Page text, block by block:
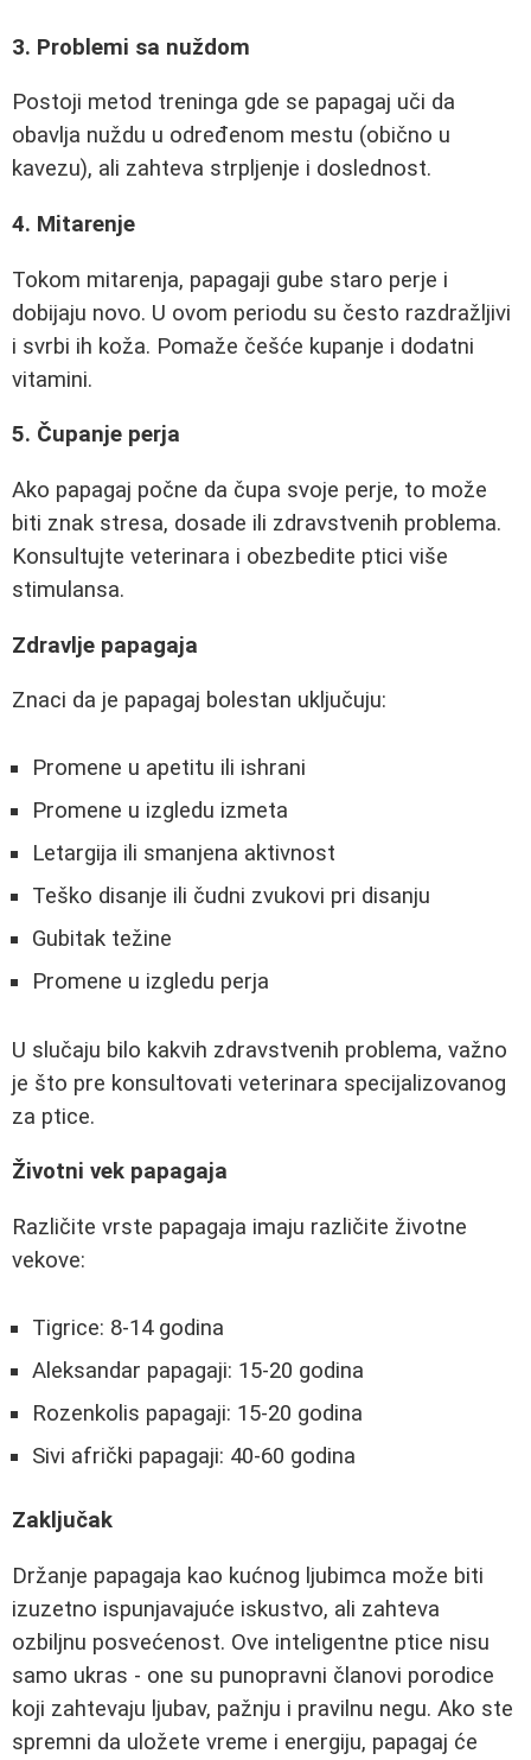
3. Problemi sa nuždom
Postoji metod treninga gde se papagaj uči da
obavlja nuždu u određenom mestu (obično u
kavezu), ali zahteva strpljenje i doslednost.
4. Mitarenje
Tokom mitarenja, papagaji gube staro perje i
dobijaju novo. U ovom periodu su često razdražljivi
i svrbi ih koža. Pomaže češće kupanje i dodatni
vitamini.
5. Čupanje perja
Ako papagaj počne da čupa svoje perje, to može
biti znak stresa, dosade ili zdravstvenih problema.
Konsultujte veterinara i obezbedite ptici više
stimulansa.
Zdravlje papagaja
Znaci da je papagaj bolestan uključuju:
Promene u apetitu ili ishrani
Promene u izgledu izmeta
Letargija ili smanjena aktivnost
Teško disanje ili čudni zvukovi pri disanju
Gubitak težine
Promene u izgledu perja
U slučaju bilo kakvih zdravstvenih problema, važno
je što pre konsultovati veterinara specijalizovanog
za ptice.
Životni vek papagaja
Različite vrste papagaja imaju različite životne
vekove:
Tigrice: 8-14 godina
Aleksandar papagaji: 15-20 godina
Rozenkolis papagaji: 15-20 godina
Sivi afrički papagaji: 40-60 godina
Zaključak
Držanje papagaja kao kućnog ljubimca može biti
izuzetno ispunjavajuće iskustvo, ali zahteva
ozbiljnu posvećenost. Ove inteligentne ptice nisu
samo ukras - one su punopravni članovi porodice
koji zahtevaju ljubav, pažnju i pravilnu negu. Ako ste
spremni da uložete vreme i energiju, papagaj će